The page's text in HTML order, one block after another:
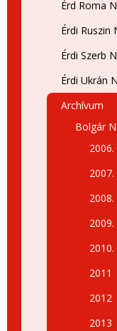
Érd Roma
Érdi
Érdi Szerb
Érdi Ukrán
Archívum
Bolgár
2011
2012
2013